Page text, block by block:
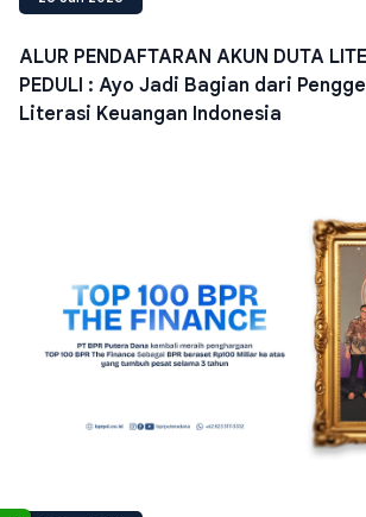
ALUR PENDAFTARAN AKUN DUTA
PEDULI : Ayo Jadi Bagian dari
Literasi Keuangan Indonesia